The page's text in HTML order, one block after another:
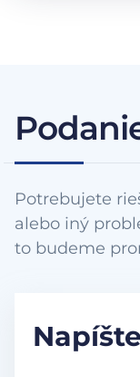
Potrebujete
alebo iný
to budeme